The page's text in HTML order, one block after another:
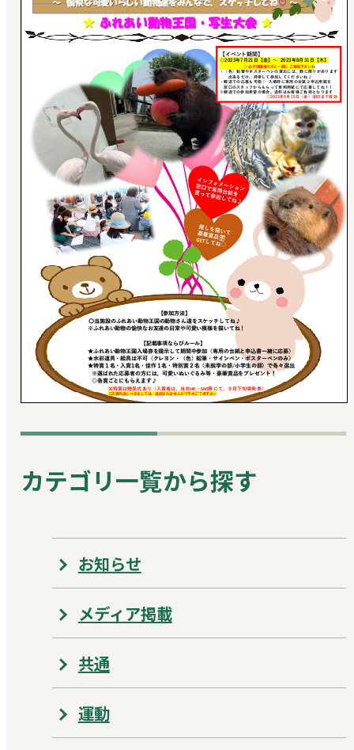
カテゴリ一覧から探す
お知らせ
メディア掲載
共通
運動